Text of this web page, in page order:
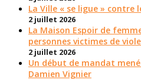
La Ville « se ligue » contre
2 juillet 2026
La Maison Espoir de
personnes victimes de
2 juillet 2026
Un début de mandat
Damien Vignier